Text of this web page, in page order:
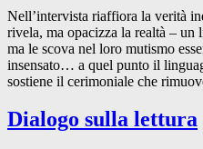
Nell’intervista riaffiora la verità
rivela, ma opacizza la realtà – un
ma le scova nel loro mutismo
insensato… a quel punto il
sostiene il cerimoniale che
Dialogo sulla lettura